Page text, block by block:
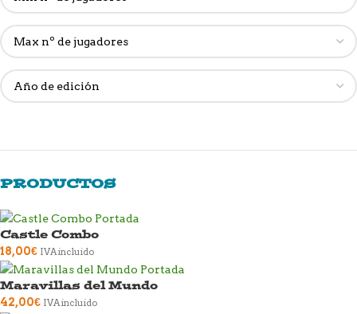
PRODUCTOS
Castle Combo
18,00€ IVA incluido
Maravillas del Mundo
42,00€ IVA incluido